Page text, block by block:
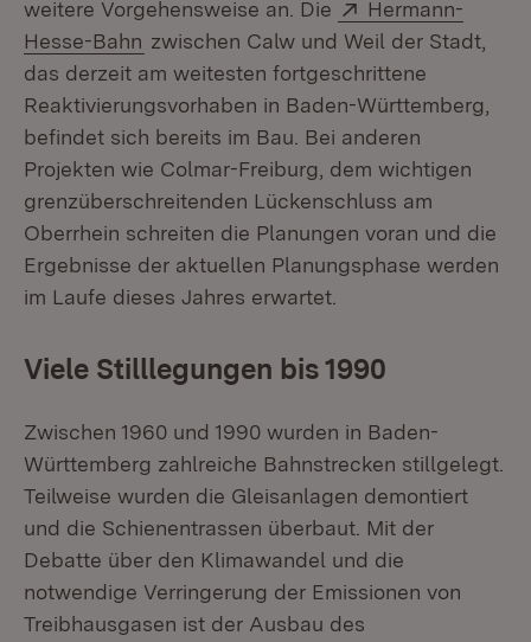
weitere Vorgehensweise an. Die Extern:
Hermann-
Hesse-Bahn (Öffnet in neuem Fenster)
zwischen Calw und Weil der Stadt,
das derzeit am weitesten fortgeschrittene
Reaktivierungsvorhaben in Baden-Württemberg,
befindet sich bereits im Bau. Bei anderen
Projekten wie Colmar-Freiburg, dem wichtigen
grenzüberschreitenden Lückenschluss am
Oberrhein schreiten die Planungen voran und die
Ergebnisse der aktuellen Planungsphase werden
im Laufe dieses Jahres erwartet.
Viele Stilllegungen bis 1990
Zwischen 1960 und 1990 wurden in Baden-
Württemberg zahlreiche Bahnstrecken stillgelegt.
Teilweise wurden die Gleisanlagen demontiert
und die Schienentrassen überbaut. Mit der
Debatte über den Klimawandel und die
notwendige Verringerung der Emissionen von
Treibhausgasen ist der Ausbau des